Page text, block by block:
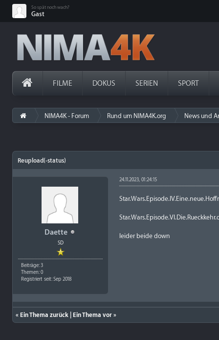
So spät noch wach?
Gast
FILME DOKUS SERIEN SPORT
NIMA4K - Forum Rund um NIMA4K.org News und
Reupload(-status)
Daette
SD
Beiträge: 3
Themen: 0
Registriert seit: Sep 2018
24.11.2023, 01:24:15
leider beide down
« Ein Thema zurück Ein Thema vor »